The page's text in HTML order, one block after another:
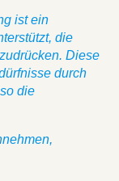
ist ein
die
Diese
durch
die